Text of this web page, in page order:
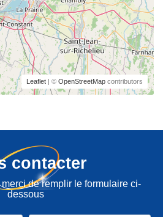
Leaflet | © OpenStreetMap contributors
contacter
de remplir le formulaire ci-
dessous